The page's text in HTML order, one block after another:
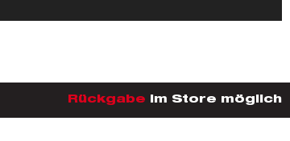
Rückgabe im Store möglich